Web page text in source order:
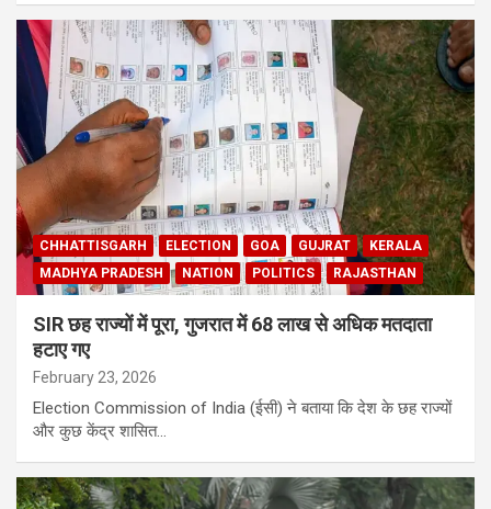
CHHATTISGARH ELECTION GOA GUJRAT
KERALA
MADHYA PRADESH
NATION POLITICS RAJASTHAN
SIR छह राज्यों में पूरा, गुजरात में 68 लाख से अधिक मतदाता
हटाए गए
February 23, 2026
Election Commission of India (ईसी) ने बताया कि देश के छह राज्यों
और कुछ केंद्र शासित…